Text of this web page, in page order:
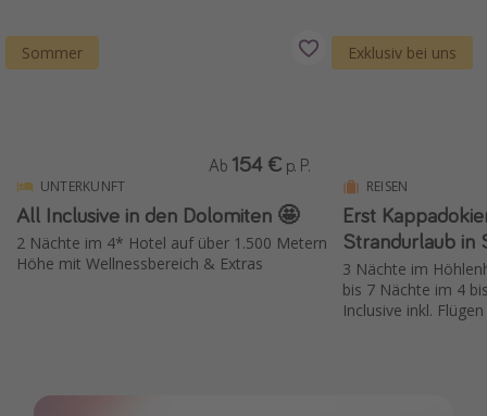
Sommer
UNTERKUNFT
All Inclusive in den Dolomiten 🤩
2 Nächte im 4* Hotel auf über 1.500 Metern
Höhe mit Wellnessbereich & Extras
Ab 154 € p. P.
Exklusiv bei uns
REISEN
Erst
Strandurlaub in
3 Nächte im
bis 7 Nächte im 4
Inclusive inkl. Flügen